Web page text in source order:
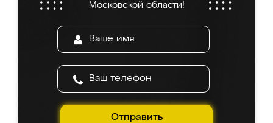
Московской области!
Отправить